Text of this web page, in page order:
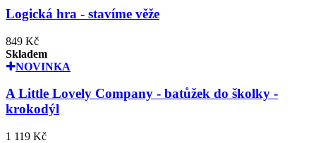
Logická hra - stavíme věže
849 Kč
Skladem
NOVINKA
A Little Lovely Company - batůžek do školky -
krokodýl
1 119 Kč